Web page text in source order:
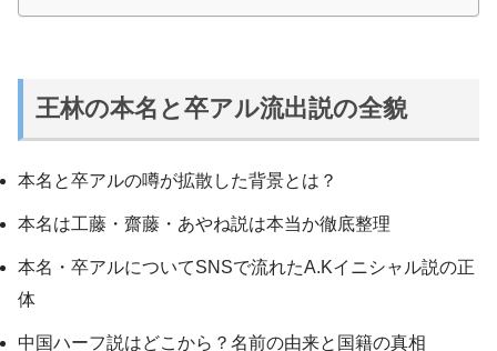
王林の本名と卒アル流出説の全貌
本名と卒アルの噂が拡散した背景とは？
本名は工藤・齋藤・あやね説は本当か徹底整理
本名・卒アルについてSNSで流れたA.Kイニシャル説の正
体
中国ハーフ説はどこから？名前の由来と国籍の真相